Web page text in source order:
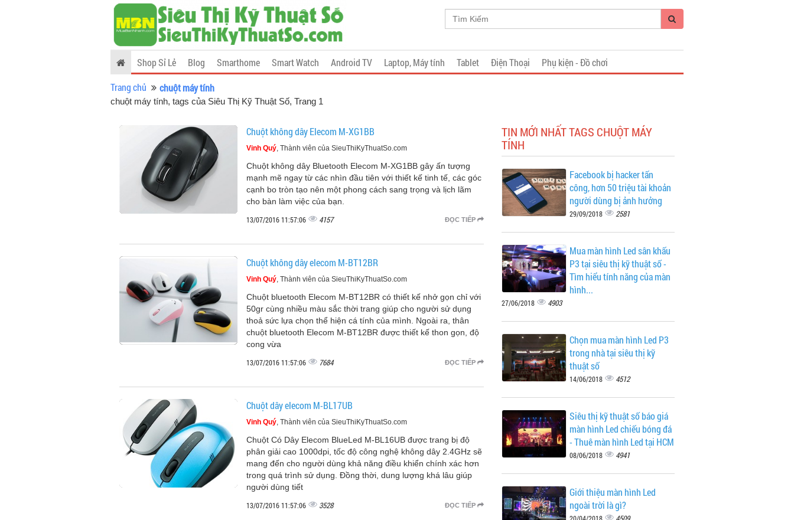
Shop Sỉ Lẻ Blog Smarthome Smart Watch Android TV Laptop, Máy tính Tablet Điện Thoại
Phụ kiện - Đồ chơi
Trang chủ
chuột máy tính
chuột máy tính, tags của Siêu Thị Kỹ Thuật Số, Trang 1
Chuột không dây Elecom M-XG1BB
Vinh Quý, Thành viên của SieuThiKyThuatSo.com
Chuột không dây Bluetooth Elecom M-XG1BB gây ấn tượng
mạnh mẽ ngay từ các nhìn đầu tiên với thiết kế tinh tế, các góc
cạnh bo tròn tạo nên một phong cách sang trọng và lịch lãm
cho bàn làm việc của bạn.
ĐỌC TIẾP
13/07/2016 11:57:06 4157
Chuột không dây elecom M-BT12BR
Vinh Quý, Thành viên của SieuThiKyThuatSo.com
Chuột bluetooth Elecom M-BT12BR có thiết kế nhở gọn chỉ với
50gr cùng nhiều màu sắc thời trang giúp cho người sử dụng
thoả sức lựa chọn thể hiện cá tính của mình. Ngoài ra, thân
chuột bluetooth Elecom M-BT12BR được thiết kế thon gọn, độ
cong vừa
ĐỌC TIẾP
13/07/2016 11:57:06 7684
Chuột dây elecom M-BL17UB
Vinh Quý, Thành viên của SieuThiKyThuatSo.com
Chuột Có Dây Elecom BlueLed M-BL16UB được trang bị độ
phân giải cao 1000dpi, tốc độ công nghệ không dây 2.4GHz sẽ
mang đến cho người dùng khả năng điều khiển chính xác hơn
trong quá trình sử dụng. Đồng thời, dung lượng khá lâu giúp
người dùng tiết
ĐỌC TIẾP
13/07/2016 11:57:06 3528
TIN MỚI NHẤT TAGS CHUỘT MÁY
TÍNH
Facebook bị hacker tấn
công, hơn 50 triệu tài khoản
người dùng bị ảnh hưởng
29/09/2018 2581
Mua màn hình Led sân khấu
P3 tại siêu thị kỹ thuật số -
Tìm hiểu tính năng của màn
hình...
27/06/2018 4903
Chọn mua màn hình Led P3
trong nhà tại siêu thị kỹ
thuật số
14/06/2018 4512
Siêu thị kỹ thuật số báo giá
màn hình Led chiếu bóng đá
- Thuê màn hình Led tại HCM
08/06/2018 4941
Giới thiệu màn hình Led
ngoài trời là gì?